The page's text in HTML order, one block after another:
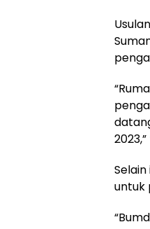
untuk